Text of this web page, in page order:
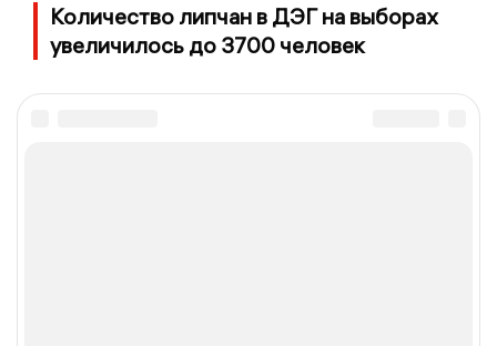
Количество липчан в ДЭГ на выборах
увеличилось до 3700 человек